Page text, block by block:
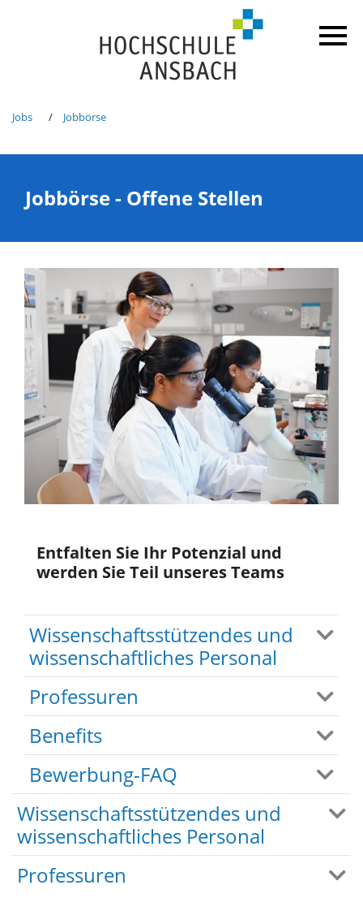
Jobs Jobbörse
Jobbörse - Offene Stellen
Entfalten Sie Ihr Potenzial und
werden Sie Teil unseres Teams
Wissenschaftsstützendes und
wissenschaftliches Personal
Professuren
Benefits
Bewerbung-FAQ
Wissenschaftsstützendes und
wissenschaftliches Personal
Professuren